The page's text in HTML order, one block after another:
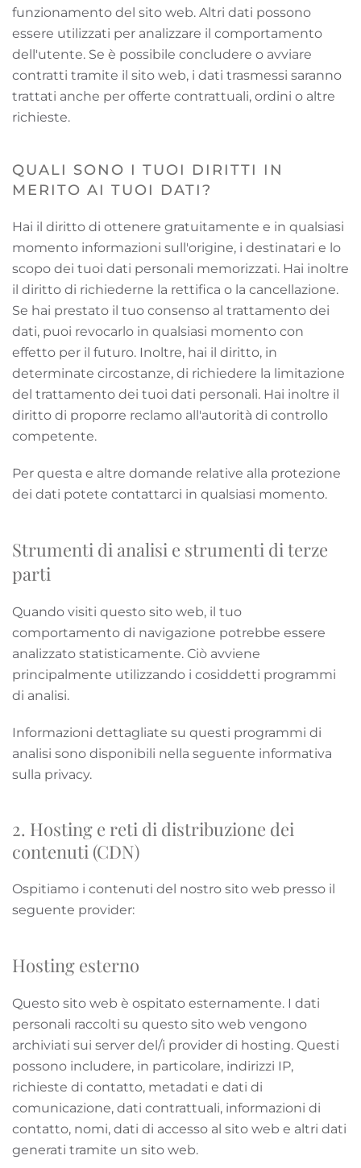
funzionamento del sito web. Altri dati possono
essere utilizzati per analizzare il comportamento
dell'utente. Se è possibile concludere o avviare
contratti tramite il sito web, i dati trasmessi saranno
trattati anche per offerte contrattuali, ordini o altre
richieste.
QUALI SONO I TUOI DIRITTI IN
MERITO AI TUOI DATI?
Hai il diritto di ottenere gratuitamente e in qualsiasi
momento informazioni sull'origine, i destinatari e lo
scopo dei tuoi dati personali memorizzati. Hai inoltre
il diritto di richiederne la rettifica o la cancellazione.
Se hai prestato il tuo consenso al trattamento dei
dati, puoi revocarlo in qualsiasi momento con
effetto per il futuro. Inoltre, hai il diritto, in
determinate circostanze, di richiedere la limitazione
del trattamento dei tuoi dati personali. Hai inoltre il
diritto di proporre reclamo all'autorità di controllo
competente.
Per questa e altre domande relative alla protezione
dei dati potete contattarci in qualsiasi momento.
Strumenti di analisi e strumenti di terze
parti
Quando visiti questo sito web, il tuo
comportamento di navigazione potrebbe essere
analizzato statisticamente. Ciò avviene
principalmente utilizzando i cosiddetti programmi
di analisi.
Informazioni dettagliate su questi programmi di
analisi sono disponibili nella seguente informativa
sulla privacy.
2. Hosting e reti di distribuzione dei
contenuti (CDN)
Ospitiamo i contenuti del nostro sito web presso il
seguente provider:
Hosting esterno
Questo sito web è ospitato esternamente. I dati
personali raccolti su questo sito web vengono
archiviati sui server del/i provider di hosting. Questi
possono includere, in particolare, indirizzi IP,
richieste di contatto, metadati e dati di
comunicazione, dati contrattuali, informazioni di
contatto, nomi, dati di accesso al sito web e altri dati
generati tramite un sito web.